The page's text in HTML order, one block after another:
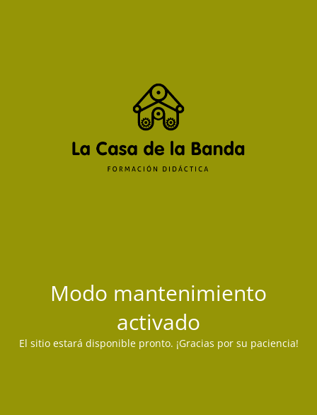
Modo mantenimiento
activado
El sitio estará disponible pronto. ¡Gracias por su paciencia!